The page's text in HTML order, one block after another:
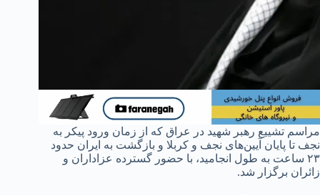
مراسم تشییع رهبر شهید در عراق که از زمان ورود پیکر به
نجف تا پایان آیین‌های نجف و کربلا و بازگشت به ایران حدود
۲۳ ساعت به طول انجامید، با حضور گسترده عزاداران و
زائران برگزار شد.